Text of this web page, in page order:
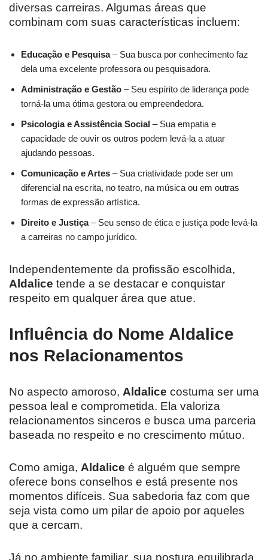
diversas carreiras. Algumas áreas que
combinam com suas características incluem:
Educação e Pesquisa– Sua busca por conhecimento faz
dela uma excelente professora ou pesquisadora.
Administração e Gestão – Seu espírito de liderança pode
torná-la uma ótima gestora ou empreendedora.
Psicologia e Assistência Social – Sua empatia e
capacidade de ouvir os outros podem levá-la a atuar
ajudando pessoas.
Comunicação e Artes – Sua criatividade pode ser um
diferencial na escrita, no teatro, na música ou em outras
formas de expressão artística.
Direito e Justiça– Seu senso de ética e justiça pode levá-la
a carreiras no campo jurídico.
Independentemente da profissão escolhida,
Aldalice tende a se destacar e conquistar
respeito em qualquer área que atue.
Influência do Nome Aldalice
nos Relacionamentos
No aspecto amoroso, Aldalice costuma ser uma
pessoa leal e comprometida. Ela valoriza
relacionamentos sinceros e busca uma parceria
baseada no respeito e no crescimento mútuo.
Como amiga, Aldalice é alguém que sempre
oferece bons conselhos e está presente nos
momentos difíceis. Sua sabedoria faz com que
seja vista como um pilar de apoio por aqueles
que a cercam.
Já no ambiente familiar, sua postura equilibrada